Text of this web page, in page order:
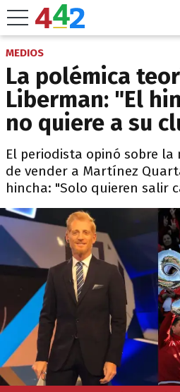
MEDIOS
La polémica
Liberman: "El
no quiere a su
El periodista opinó sobre la
de vender a Martínez
hincha: "Solo quieren salir